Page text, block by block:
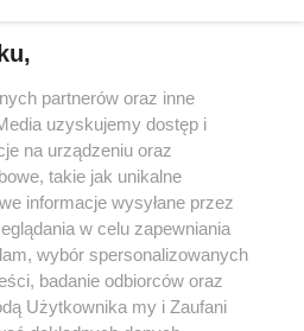
partnerów oraz inne
uzyskujemy dostęp i
na urządzeniu oraz
takie jak unikalne
informacje wysyłane przez
w celu zapewniania
wybór spersonalizowanych
badanie odbiorców oraz
Użytkownika my i Zaufani